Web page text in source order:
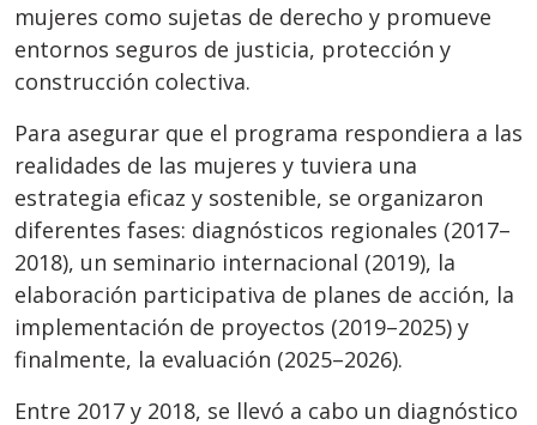
mujeres como sujetas de derecho y promueve
entornos seguros de justicia, protección y
construcción colectiva.
Para asegurar que el programa respondiera a las
realidades de las mujeres y tuviera una
estrategia eficaz y sostenible, se organizaron
diferentes fases: diagnósticos regionales (2017–
2018), un seminario internacional (2019), la
elaboración participativa de planes de acción, la
implementación de proyectos (2019–2025) y
finalmente, la evaluación (2025–2026).
Entre 2017 y 2018, se llevó a cabo un diagnóstico